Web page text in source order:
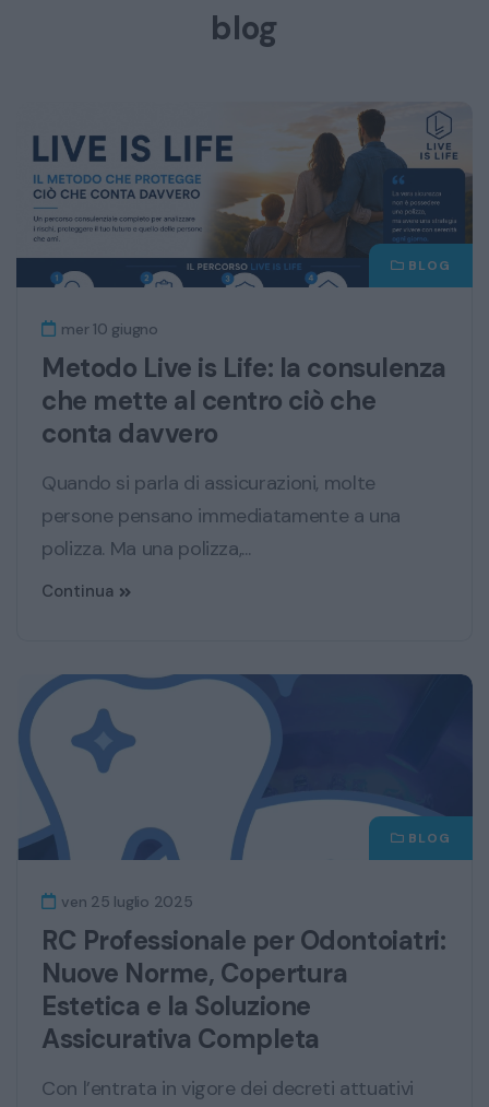
blog
BLOG
mer 10 giugno
Metodo Live is Life: la consulenza
che mette al centro ciò che
conta davvero
Quando si parla di assicurazioni, molte
persone pensano immediatamente a una
polizza. Ma una polizza,...
Continua
BLOG
ven 25 luglio 2025
RC Professionale per Odontoiatri:
Nuove Norme, Copertura
Estetica e la Soluzione
Assicurativa Completa
Con l’entrata in vigore dei decreti attuativi